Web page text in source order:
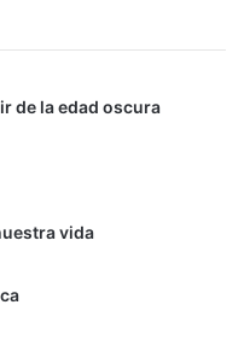
de la edad oscura
vida